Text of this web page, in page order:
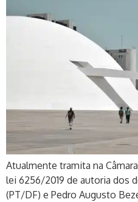
Atualmente tramita na
lei 6256/2019 de autoria dos
(PT/DF) e Pedro Augusto